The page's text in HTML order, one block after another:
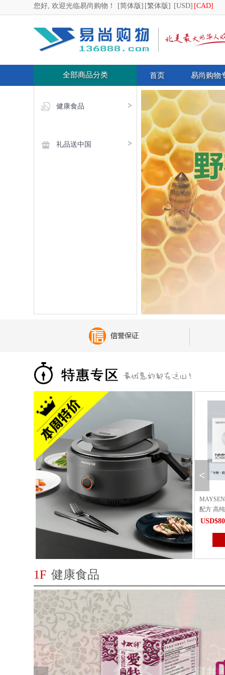
您好, 欢迎光临易尚购物！ [简体版] [繁体版] [USD] [CAD]
全部商品分类 首页 易尚购物
健康食品
礼品送中国
之花青梅酒潮Candian Flower
MAYSENSE NMN10800｜加拿大科研
配方 高纯度抗衰 细胞级焕活能量
USD$80.00
立即购买
配方 高
<
1F 健康食品